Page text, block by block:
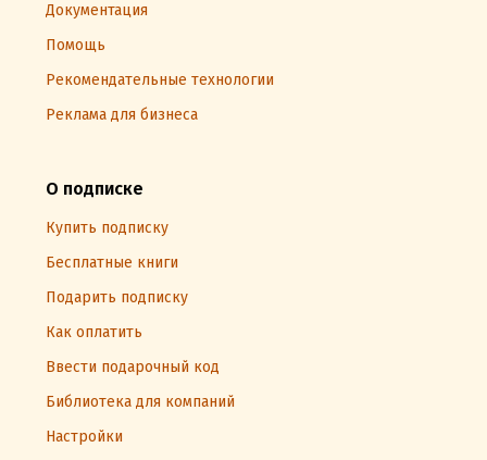
Документация
Помощь
Рекомендательные технологии
Реклама для бизнеса
О подписке
Купить подписку
Бесплатные книги
Подарить подписку
Как оплатить
Ввести подарочный код
Библиотека для компаний
Настройки